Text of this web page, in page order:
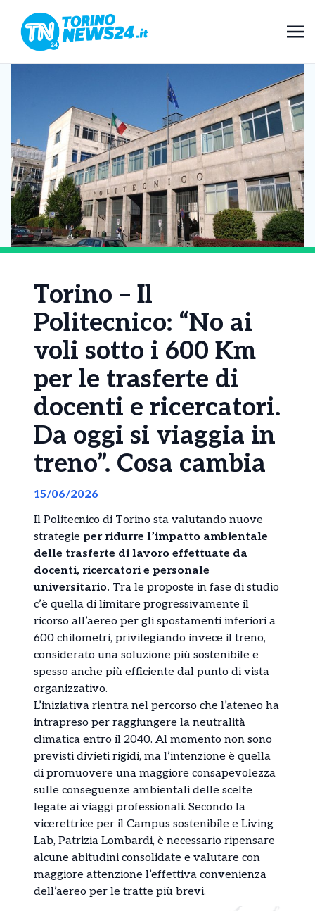
Torino – Il
Politecnico: “No ai
voli sotto i 600 Km
per le trasferte di
docenti e ricercatori.
Da oggi si viaggia in
treno”. Cosa cambia
15/06/2026
Il Politecnico di Torino sta valutando nuove
strategie per ridurre l’impatto ambientale
delle trasferte di lavoro effettuate da
docenti, ricercatori e personale
universitario. Tra le proposte in fase di studio
c’è quella di limitare progressivamente il
ricorso all’aereo per gli spostamenti inferiori a
600 chilometri, privilegiando invece il treno,
considerato una soluzione più sostenibile e
spesso anche più efficiente dal punto di vista
organizzativo.
L’iniziativa rientra nel percorso che l’ateneo ha
intrapreso per raggiungere la neutralità
climatica entro il 2040. Al momento non sono
previsti divieti rigidi, ma l’intenzione è quella
di promuovere una maggiore consapevolezza
sulle conseguenze ambientali delle scelte
legate ai viaggi professionali. Secondo la
vicerettrice per il Campus sostenibile e Living
Lab, Patrizia Lombardi, è necessario ripensare
alcune abitudini consolidate e valutare con
maggiore attenzione l’effettiva convenienza
dell’aereo per le tratte più brevi.